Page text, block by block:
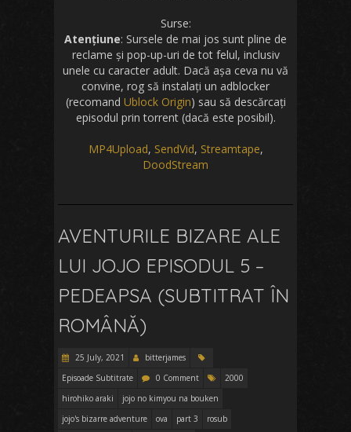
Surse:
Atențiune: Sursele de mai jos sunt pline de
reclame și pop-up-uri de tot felul, inclusiv
unele cu caracter adult. Dacă așa ceva nu vă
convine, rog să instalați un adblocker
(recomand Ublock Origin) sau să descărcați
episodul prin torrent (dacă este posibil).
MP4Upload, SendVid, Streamtape,
DoodStream
AVENTURILE BIZARE ALE
LUI JOJO EPISODUL 5 –
PEDEAPSA (SUBTITRAT ÎN
ROMÂNĂ)
25 July, 2021
bitterjames
Episoade Subtitrate
0 Comment
2000
hirohiko araki
jojo no kimyou na bouken
jojo's bizarre adventure
ova part 3
rosub